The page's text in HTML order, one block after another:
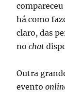
há como
claro, das
nochat
Outra
evento